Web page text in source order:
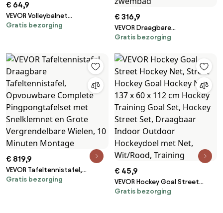
€ 64,9
VEVOR Volleybalnet
Hoogteverstelbaar
Beachvolleybalnet,
Opvouwbaar Volleybalnet met
Volleybal &amp; Draagtas, voor
Tuin, Strand
Gratis bezorging
€ 316,9
VEVOR Draagbare
basketbalstandaard, 1,35 tot
basketbalring, verstelbaar
basketbalsysteem met nylon
net en wielen, draagbare
backboardset voor terras aan
het zwembad
Gratis bezorging
€ 819,9
VEVOR Tafeltennistafel,
Draagbare Tafeltennistafel,
Gratis bezorging
€ 45,9
VEVOR Hockey Goal Street
Hockey Net, Street Hockey Goal
Gratis bezorging